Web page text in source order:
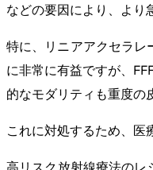
などの要因により、より
特に、リニアアクセラレ
に非常に有益ですが、
的なモダリティも重度の
これに対処するため、医